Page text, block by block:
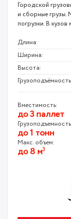
Городской
и сборные грузы.
погрузки. В
Длина:
Ширина:
Высота:
Вместимость:
до 3 паллет
до 1 тонн
Макс. объем:
до 8 м3